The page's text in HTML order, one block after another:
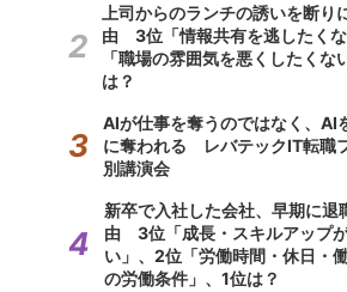
上司からのランチの誘いを断り
由 3位「情報共有を逃したく
「職場の雰囲気を悪くしたくな
は？
AIが仕事を奪うのではなく、AI
に奪われる レバテックIT転職
別講演会
新卒で入社した会社、早期に退
由 3位「成長・スキルアップ
い」、2位「労働時間・休日・
の労働条件」、1位は？